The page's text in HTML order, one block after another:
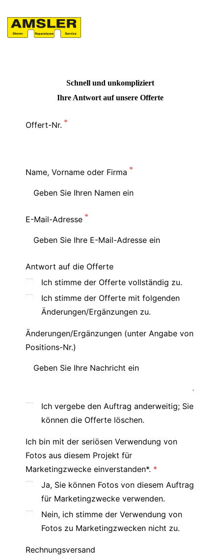
Schnell und unkompliziert
Ihre Antwort auf unsere Offerte
Offert-Nr.
Name, Vorname oder Firma
E-Mail-Adresse
Antwort auf die Offerte
Ich stimme der Offerte vollständig zu.
Ich stimme der Offerte mit folgenden
Änderungen/Ergänzungen zu.
Änderungen/Ergänzungen (unter Angabe von
Positions-Nr.)
Ich vergebe den Auftrag anderweitig; Sie
können die Offerte löschen.
Ich bin mit der seriösen Verwendung von
Fotos aus diesem Projekt für
Marketingzwecke einverstanden*.
Ja, Sie können Fotos von diesem Auftrag
für Marketingzwecke verwenden.
Nein, ich stimme der Verwendung von
Fotos zu Marketingzwecken nicht zu.
Rechnungsversand